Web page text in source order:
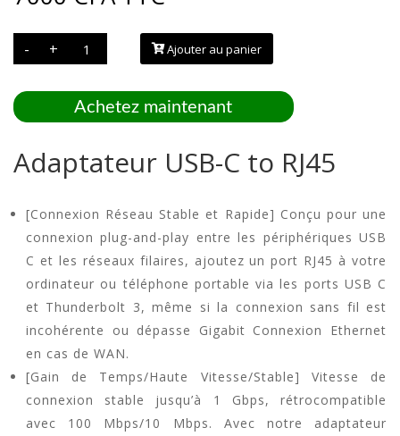
-
quantité
Adaptateur
C
to
RJ45
+ Ajouter au panier
Achetez maintenant
Adaptateur USB-C to RJ45
[Connexion Réseau Stable et Rapide] Conçu pour une
connexion plug-and-play entre les périphériques USB
C et les réseaux filaires, ajoutez un port RJ45 à votre
ordinateur ou téléphone portable via les ports USB C
et Thunderbolt 3, même si la connexion sans fil est
incohérente ou dépasse Gigabit Connexion Ethernet
en cas de WAN.
[Gain de Temps/Haute Vitesse/Stable] Vitesse de
connexion stable jusqu’à 1 Gbps, rétrocompatible
avec 100 Mbps/10 Mbps. Avec notre adaptateur